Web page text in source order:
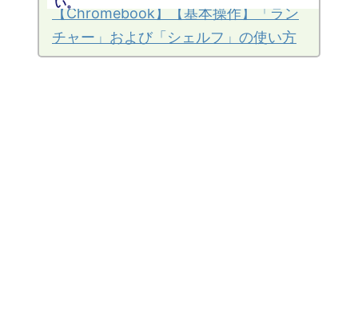
い。
【Chromebook】【基本操作】「ラン
チャー」および「シェルフ」の使い方